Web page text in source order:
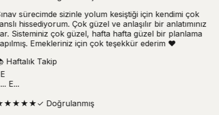
sürecimde sizinle yolum kesiştiği için kendimi çok
hissediyorum. Çok güzel ve anlaşılır bir anlatımınız
Sisteminiz çok güzel, hafta hafta güzel bir planlama
Emekleriniz için çok teşekkür ederim ❤️
Haftalık Takip
E...
★★★★✓Doğrulanmış